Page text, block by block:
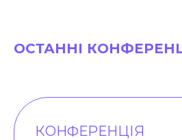
ОСТАННІ
КОНФЕРЕНЦІЯ